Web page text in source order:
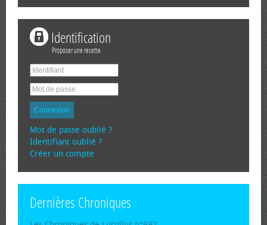
Identification
Proposer une recette
Connexion
Mot de passe oublié ?
Identifiant oublié ?
Créer un compte
Dernières Chroniques